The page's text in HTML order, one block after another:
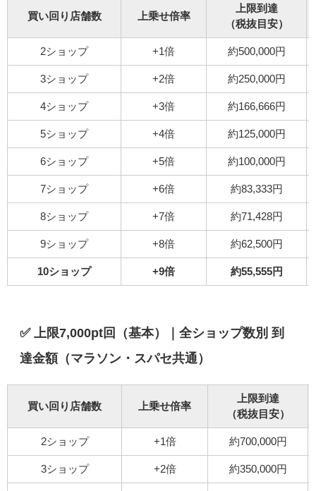
買い回り店舗数 上乗せ倍率
上限到達
（税抜目安）
2ショップ +1倍 約500,000円
3ショップ +2倍 約250,000円
4ショップ +3倍 約166,666円
5ショップ +4倍 約125,000円
6ショップ +5倍 約100,000円
7ショップ +6倍 約83,333円
8ショップ +7倍 約71,428円
9ショップ +8倍 約62,500円
10ショップ +9倍 約55,555円
✅ 上限7,000pt回（基本）｜全ショップ数別 到
達金額（マラソン・スパセ共通）
買い回り店舗数 上乗せ倍率
上限到達
（税抜目安）
2ショップ +1倍 約700,000円
3ショップ +2倍 約350,000円